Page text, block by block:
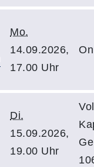
Mo.
14.09.2026,
17.00 Uhr
Di.
15.09.2026,
19.00 Uhr